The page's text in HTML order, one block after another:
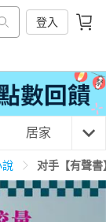
登入
居家 3C
說 对手【有聲書